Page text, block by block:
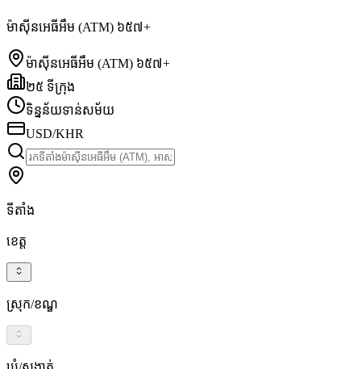
ម៉ាស៊ីនអេធីអឹម (ATM) ៦៥៧+
ម៉ាស៊ីនអេធីអឹម (ATM) ៦៥៧+
២៥ ទីក្រុង
ទិន្នន័យទាន់សម័យ
USD/KHR
ទីតាំង
ខេត្ត
ស្រុក/ខណ្ឌ